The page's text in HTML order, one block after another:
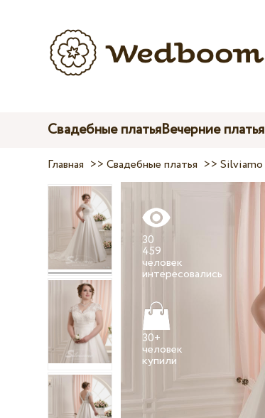
Свадебные платьяВечерние платья
Главная >>Свадебные платья >>Silviamo
30
459
человек
30+
человек